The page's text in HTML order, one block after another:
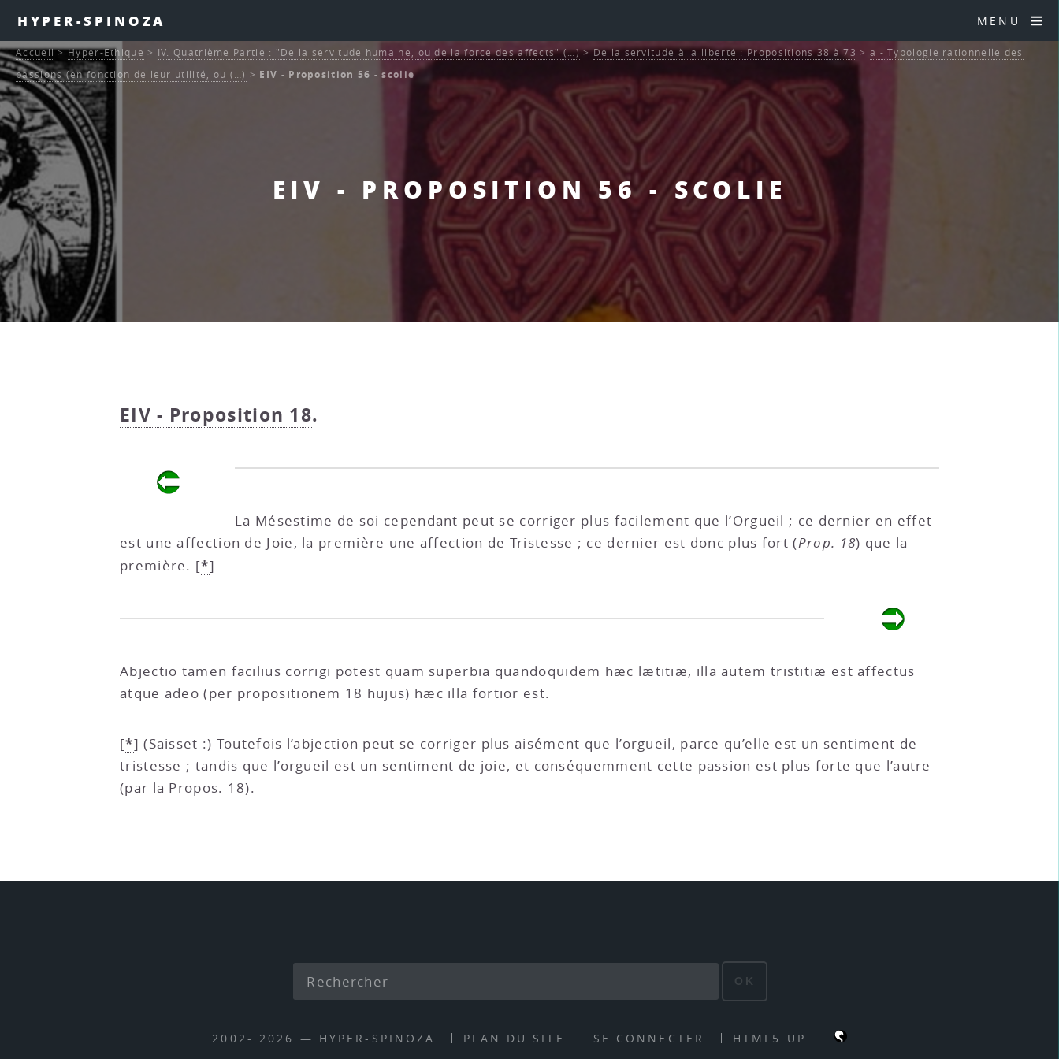
HYPER-SPINOZA MENU
EIV - PROPOSITION 56 - SCOLIE
Accueil>Hyper-Ethique > IV. Quatrième Partie : "De la servitude humaine, ou de la force des affects" (…)>De la servitude à la liberté : Propositions 38 à 73 > a - Typologie rationnelle des
passions (en fonction de leur utilité, ou (…) > EIV - Proposition 56 - scolie
EIV - Proposition 18.
La Mésestime de soi cependant peut se corriger plus facilement que l’Orgueil ; ce dernier en effet
est une affection de Joie, la première une affection de Tristesse ; ce dernier est donc plus fort (Prop. 18) que la
première. [*]
Abjectio tamen facilius corrigi potest quam superbia quandoquidem hæc lætitiæ, illa autem tristitiæ est affectus
atque adeo (per propositionem 18 hujus) hæc illa fortior est.
[*](Saisset :) Toutefois l’abjection peut se corriger plus aisément que l’orgueil, parce qu’elle est un sentiment de
tristesse ; tandis que l’orgueil est un sentiment de joie, et conséquemment cette passion est plus forte que l’autre
(par la Propos. 18).
OK
2002- 2026 — HYPER-SPINOZA PLAN DU SITE SE CONNECTER HTML5 UP